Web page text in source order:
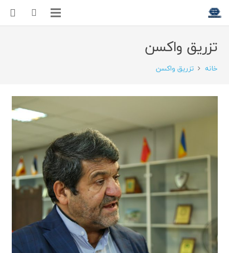
تزریق واکسن
خانه تزریق واکسن